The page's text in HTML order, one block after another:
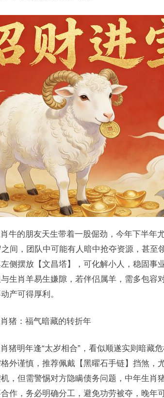
牛的朋友天生带着一股倔劲，今年下半年
间，团队中可能有人暗中抢夺资源，甚至
侧摆放【文昌塔】，可化解小人，稳固事
生肖羊易生嫌隙，若伴侣属羊，需多包容
产可得厚利。
猪：福气暗藏的转折年
猪明年逢“太岁相合”，看似顺遂实则暗藏
外谨慎，推荐佩戴【黑曜石手链】挡煞，
，但需警惕对方隐瞒债务问题，中年生肖
作，务必明确分工，避免功劳被夺，晚年